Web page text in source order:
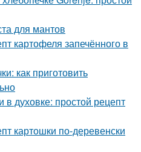
для мантов
картофеля запечённого в
как приготовить
в духовке: простой рецепт
картошки по-деревенски